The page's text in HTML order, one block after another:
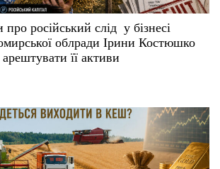
російський слід у бізнесі
облради Ірини Костюшко
її активи